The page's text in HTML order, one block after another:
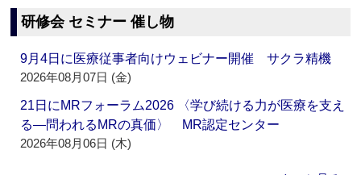
研修会 セミナー 催し物
9月4日に医療従事者向けウェビナー開催 サクラ精機
2026年08月07日 (金)
21日にMRフォーラム2026 〈学び続ける力が医療を支え
る―問われるMRの真価〉 MR認定センター
2026年08月06日 (木)